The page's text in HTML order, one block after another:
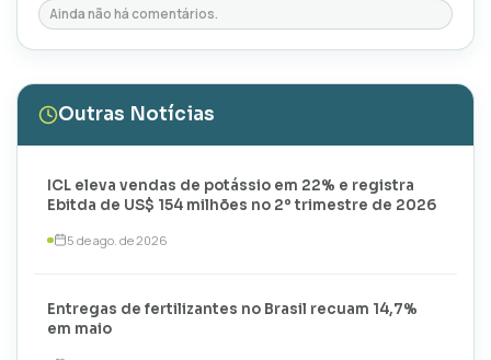
Ainda não há comentários.
Outras Notícias
ICL eleva vendas de potássio em 22% e registra
Ebitda de US$ 154 milhões no 2º trimestre de 2026
5 de ago. de 2026
Entregas de fertilizantes no Brasil recuam 14,7%
em maio